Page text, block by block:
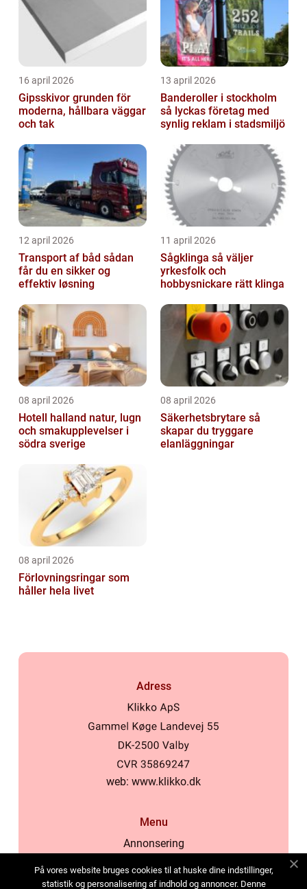
16 april 2026
Gipsskivor grunden för
moderna, hållbara väggar
och tak
13 april 2026
Banderoller i stockholm
så lyckas företag med
synlig reklam i stadsmiljö
12 april 2026
Transport af båd sådan
får du en sikker og
effektiv løsning
11 april 2026
Sågklinga så väljer
yrkesfolk och
hobbysnickare rätt klinga
08 april 2026
Hotell halland natur, lugn
och smakupplevelser i
södra sverige
08 april 2026
Säkerhetsbrytare så
skapar du tryggare
elanläggningar
08 april 2026
Förlovningsringar som
håller hela livet
Adress
web: www.klikko.dk
Menu
Annonsering
Cookies
På vores website bruges cookies til at huske dine indstillinger,
statistik og personalisering af indhold og annoncer. Denne